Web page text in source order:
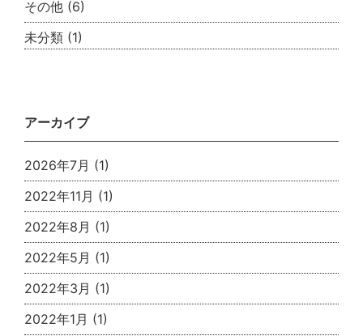
その他 (6)
未分類 (1)
アーカイブ
2026年7月 (1)
2022年11月 (1)
2022年8月 (1)
2022年5月 (1)
2022年3月 (1)
2022年1月 (1)